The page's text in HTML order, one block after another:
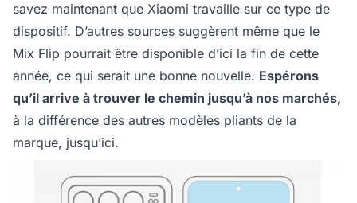
savez maintenant que Xiaomi travaille sur ce type de
dispositif. D’autres sources suggèrent même que le
Mix Flip pourrait être disponible d’ici la fin de cette
année, ce qui serait une bonne nouvelle. Espérons
qu’il arrive à trouver le chemin jusqu’à nos marchés,
à la différence des autres modèles pliants de la
marque, jusqu’ici.